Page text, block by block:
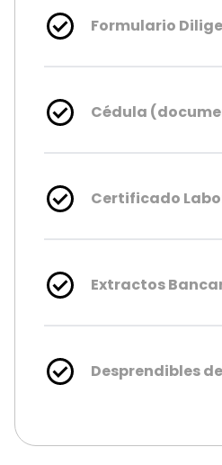
Formulario
Cédula
Certificado
Extractos
Desprendibles